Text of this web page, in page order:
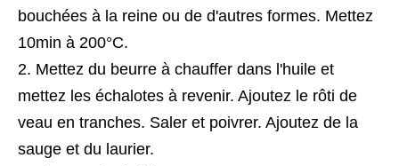
bouchées à la reine ou de d'autres formes. Mettez
10min à 200°C.
Mettez du beurre à chauffer dans l'huile et
mettez les échalotes à revenir. Ajoutez le rôti de
veau en tranches. Saler et poivrer. Ajoutez de la
sauge et du laurier.